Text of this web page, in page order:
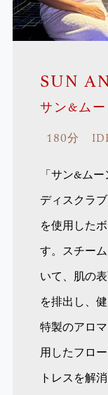
SUN
サン&ムー
180分
「サン&ム
ディスクラ
を使用した
す。スチー
いて、肌の
を排出し、
特製のアロ
用したフロ
トレスを解